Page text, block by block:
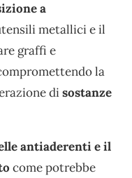
a
metallici e il
graffi e
la
disostanze
antiaderenti e il
come potrebbe